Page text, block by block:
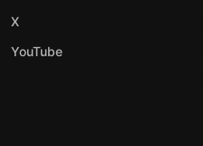
X
YouTube